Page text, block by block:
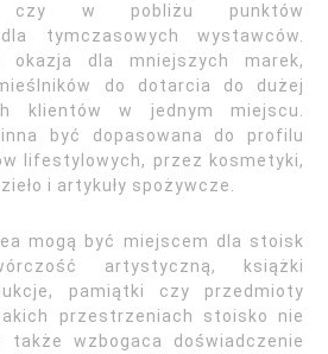
czy w pobliżu punktów
tymczasowych wystawców.
okazja dla mniejszych marek,
do dotarcia do dużej
klientów w jednym miejscu.
być dopasowana do profilu
lifestylowych, przez kosmetyki,
i artykuły spożywcze.
mogą być miejscem dla stoisk
artystyczną, książki
pamiątki czy przedmioty
przestrzeniach stoisko nie
wzbogaca doświadczenie